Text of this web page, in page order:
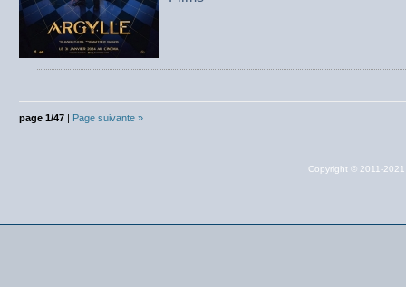
page 1/47 | Page suivante »
Copyright © 2011-